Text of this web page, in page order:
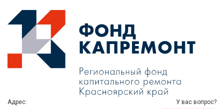
Адрес:
У вас вопрос?